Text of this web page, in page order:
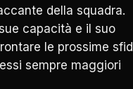
della squadra.
capacità e il suo
le prossime
sempre maggiori